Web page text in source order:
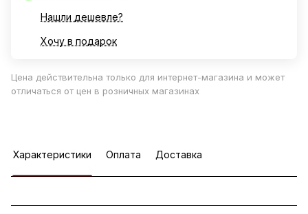
Нашли дешевле?
Хочу в подарок
Цена действительна только для интернет-магазина и может
отличаться от цен в розничных магазинах
Характеристики Оплата Доставка